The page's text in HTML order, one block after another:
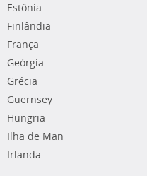
Estônia
Finlândia
França
Geórgia
Grécia
Guernsey
Hungria
Ilha de Man
Irlanda